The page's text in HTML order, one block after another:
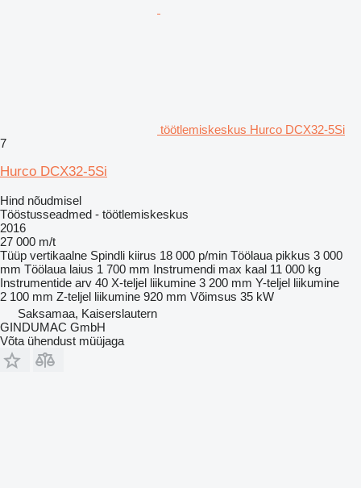
töötlemiskeskus Hurco DCX32-5Si
7
Hurco DCX32-5Si
Hind nõudmisel
Tööstusseadmed - töötlemiskeskus
2016
27 000 m/t
Tüüp vertikaalne Spindli kiirus 18 000 p/min Töölaua pikkus 3 000
mm Töölaua laius 1 700 mm Instrumendi max kaal 11 000 kg
Instrumentide arv 40 X-teljel liikumine 3 200 mm Y-teljel liikumine
2 100 mm Z-teljel liikumine 920 mm Võimsus 35 kW
Saksamaa, Kaiserslautern
GINDUMAC GmbH
Võta ühendust müüjaga